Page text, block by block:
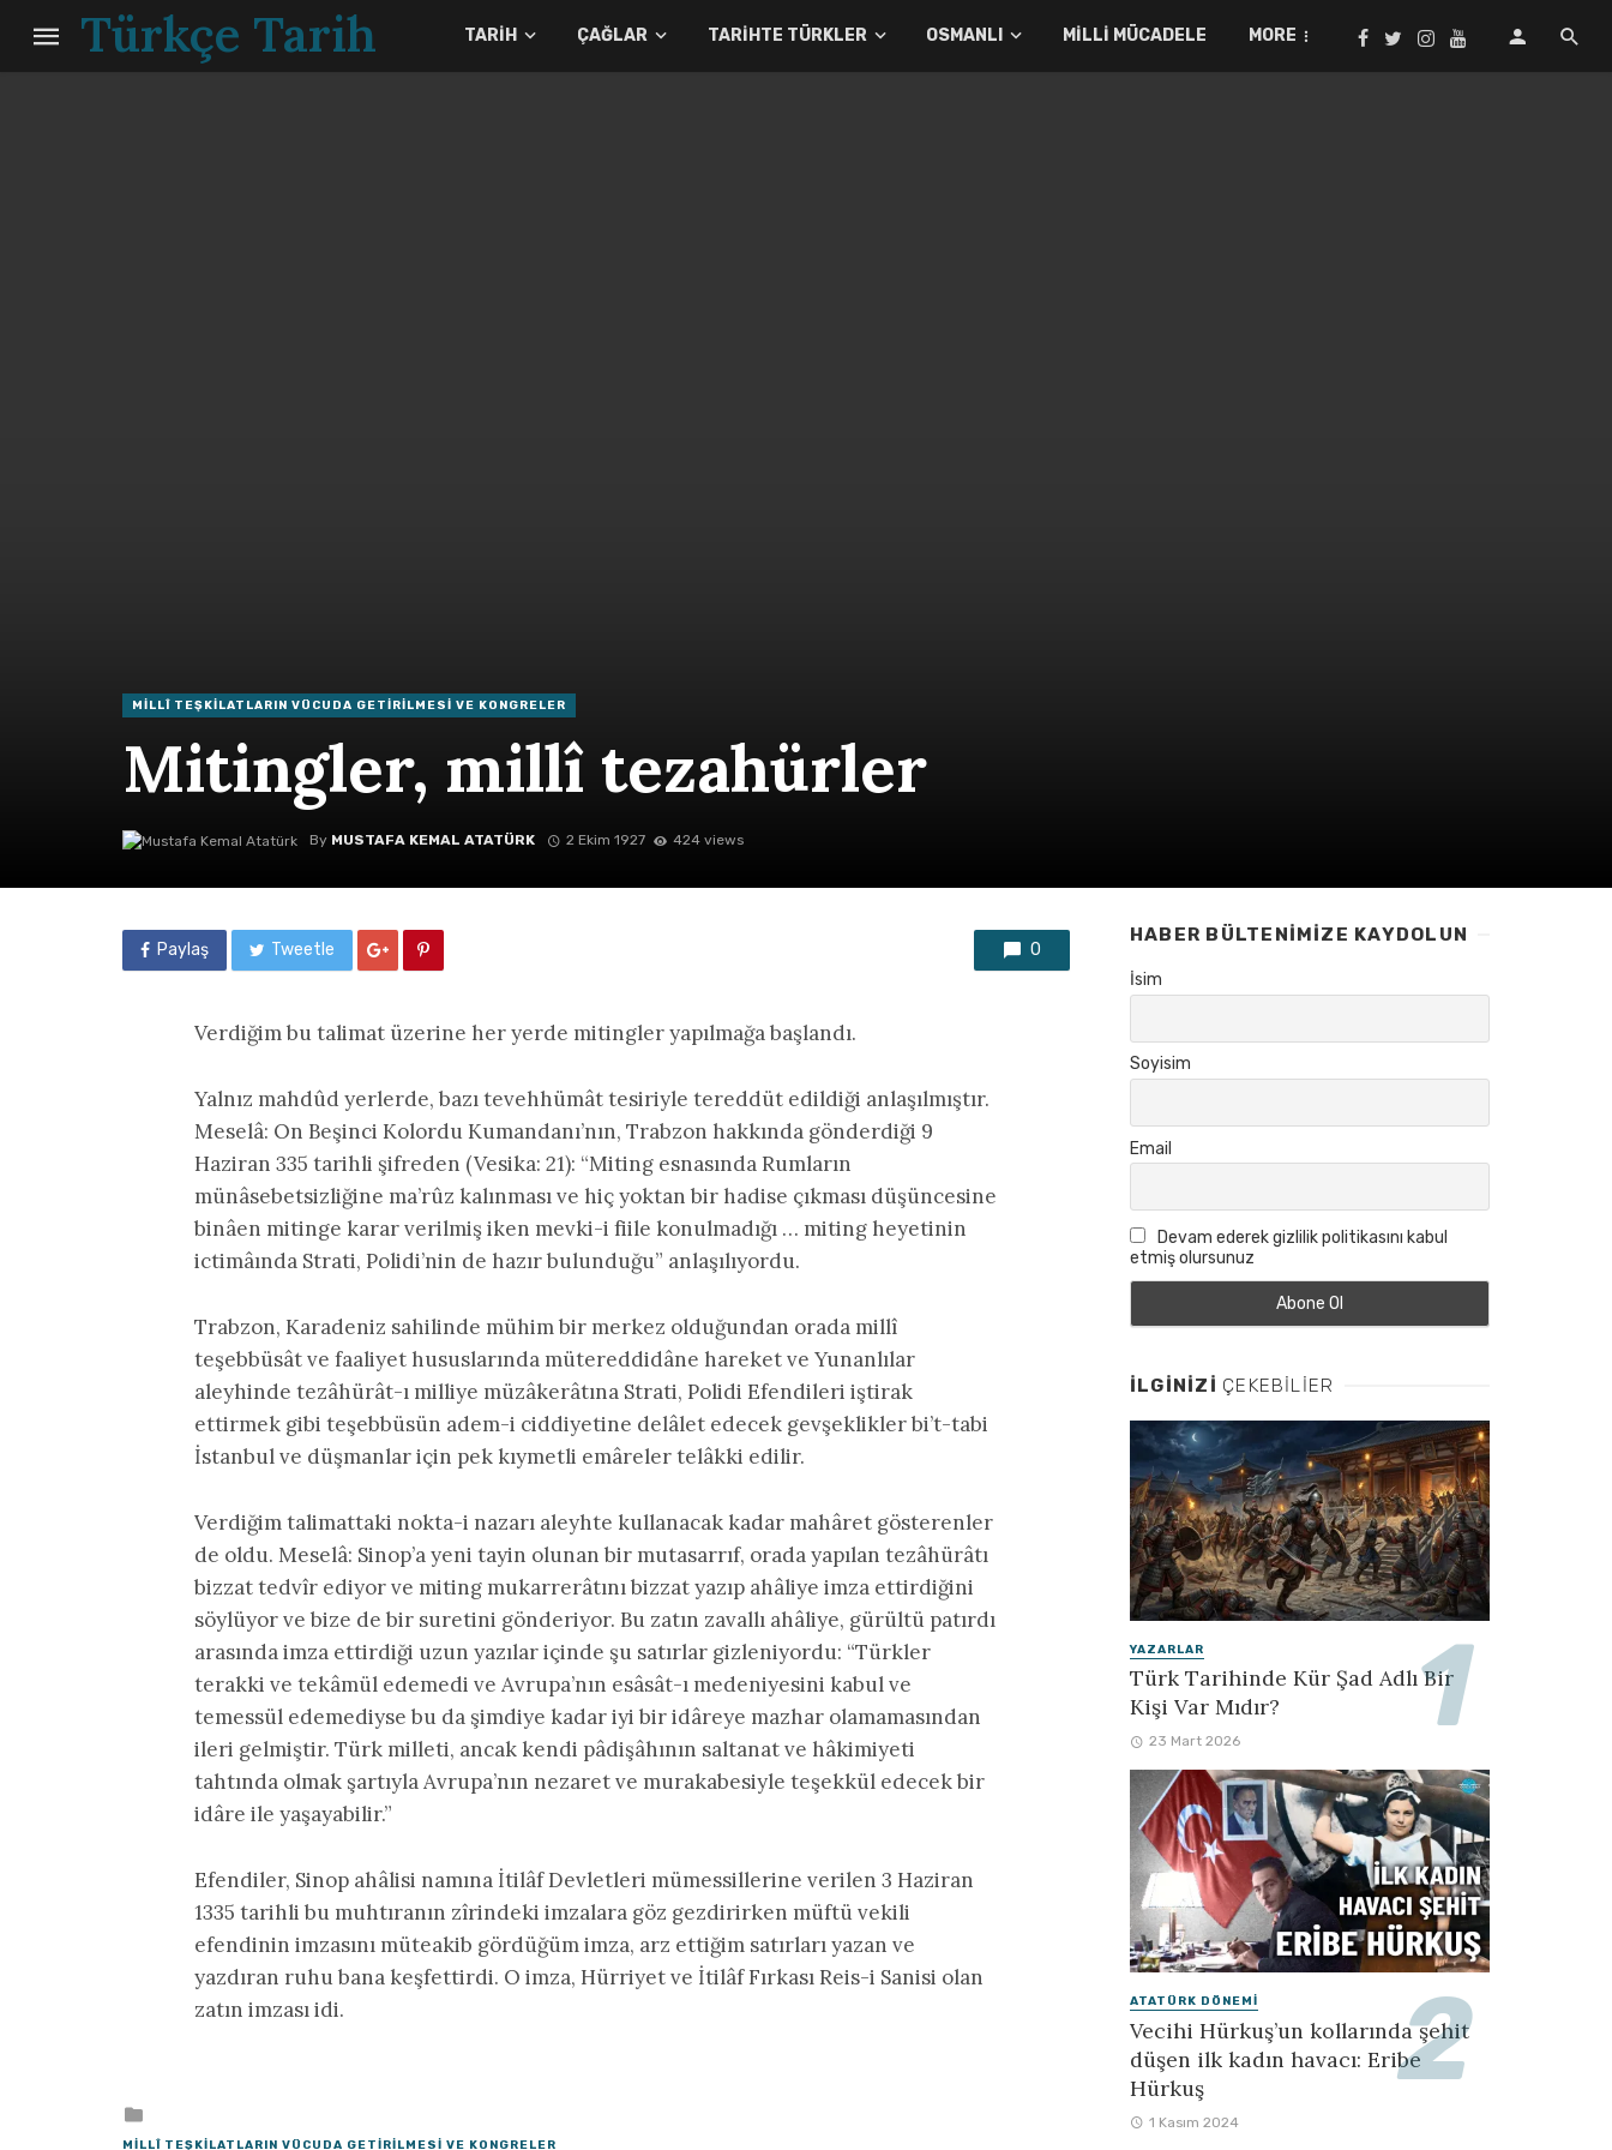
Türkçe Tarih TARIH ÇAĞLAR TARIHTE TÜRKLER OSMANLI MILLI MÜCADELE MORE
MILLÎ TEŞKILATLARIN VÜCUDA GETIRILMESI VE KONGRELER
Mitingler, millî tezahürler
By MUSTAFA KEMAL ATATÜRK 2 Ekim 1927 424 views
Paylaş Tweetle 0
Verdiğim bu talimat üzerine her yerde mitingler yapılmağa başlandı.
Yalnız mahdûd yerlerde, bazı tevehhümât tesiriyle tereddüt edildiği anlaşılmıştır.
Meselâ: On Beşinci Kolordu Kumandanı’nın, Trabzon hakkında gönderdiği 9
Haziran 335 tarihli şifreden (Vesika: 21): “Miting esnasında Rumların
münâsebetsizliğine ma’rûz kalınması ve hiç yoktan bir hadise çıkması düşüncesine
binâen mitinge karar verilmiş iken mevki-i fiile konulmadığı … miting heyetinin
ictimâında Strati, Polidi’nin de hazır bulunduğu” anlaşılıyordu.
Trabzon, Karadeniz sahilinde mühim bir merkez olduğundan orada millî
teşebbüsât ve faaliyet hususlarında mütereddidâne hareket ve Yunanlılar
aleyhinde tezâhürât-ı milliye müzâkerâtına Strati, Polidi Efendileri iştirak
ettirmek gibi teşebbüsün adem-i ciddiyetine delâlet edecek gevşeklikler bi’t-tabi
İstanbul ve düşmanlar için pek kıymetli emâreler telâkki edilir.
Verdiğim talimattaki nokta-i nazarı aleyhte kullanacak kadar mahâret gösterenler
de oldu. Meselâ: Sinop’a yeni tayin olunan bir mutasarrıf, orada yapılan tezâhürâtı
bizzat tedvîr ediyor ve miting mukarrerâtını bizzat yazıp ahâliye imza ettirdiğini
söylüyor ve bize de bir suretini gönderiyor. Bu zatın zavallı ahâliye, gürültü patırdı
arasında imza ettirdiği uzun yazılar içinde şu satırlar gizleniyordu: “Türkler
terakki ve tekâmül edemedi ve Avrupa’nın esâsât-ı medeniyesini kabul ve
temessül edemediyse bu da şimdiye kadar iyi bir idâreye mazhar olamamasından
ileri gelmiştir. Türk milleti, ancak kendi pâdişâhının saltanat ve hâkimiyeti
tahtında olmak şartıyla Avrupa’nın nezaret ve murakabesiyle teşekkül edecek bir
idâre ile yaşayabilir.”
Efendiler, Sinop ahâlisi namına İtilâf Devletleri mümessillerine verilen 3 Haziran
1335 tarihli bu muhtıranın zîrindeki imzalara göz gezdirirken müftü vekili
efendinin imzasını müteakib gördüğüm imza, arz ettiğim satırları yazan ve
yazdıran ruhu bana keşfettirdi. O imza, Hürriyet ve İtilâf Fırkası Reis-i Sanisi olan
zatın imzası idi.
in
MILLÎ TEŞKILATLARIN VÜCUDA GETIRILMESI VE KONGRELER
HABER BÜLTENIMIZE KAYDOLUN
İsim
Soyisim
Email
Devam ederek gizlilik politikasını kabul
etmiş olursunuz
İLGINIZI ÇEKEBILIER
YAZARLAR
Türk Tarihinde Kür Şad Adlı Bir
Kişi Var Mıdır?
23 Mart 2026
ATATÜRK DÖNEMI
Vecihi Hürkuş’un kollarında şehit
düşen ilk kadın havacı: Eribe
Hürkuş
1 Kasım 2024